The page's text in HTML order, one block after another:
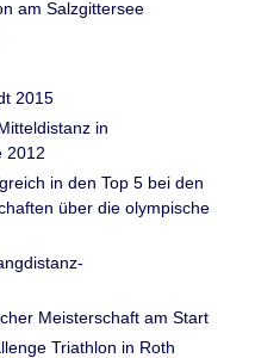
am Salzgittersee
2015
in
2012
in den Top 5 bei den
über die olympische
Meisterschaft am Start
Triathlon in Roth